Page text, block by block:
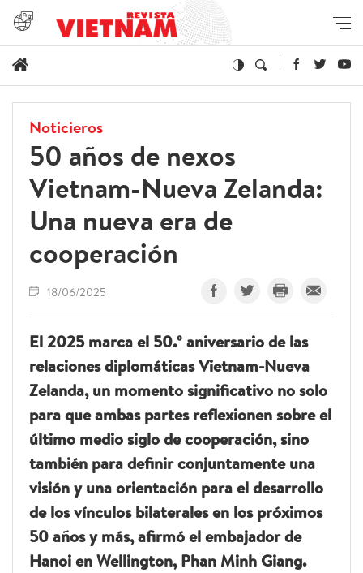
Noticieros
50 años de nexos
Vietnam-Nueva Zelanda:
Una nueva era de
cooperación
18/06/2025
El 2025 marca el 50.º aniversario de las
relaciones diplomáticas Vietnam-Nueva
Zelanda, un momento significativo no solo
para que ambas partes reflexionen sobre el
último medio siglo de cooperación, sino
también para definir conjuntamente una
visión y una orientación para el desarrollo
de los vínculos bilaterales en los próximos
50 años y más, afirmó el embajador de
Hanoi en Wellington, Phan Minh Giang.